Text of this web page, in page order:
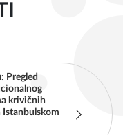
Pregled
krivičnih